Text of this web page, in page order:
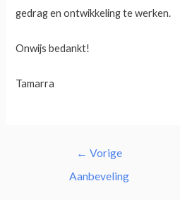
gedrag en ontwikkeling te werken.
Onwijs bedankt!
Tamarra
← Vorige
Aanbeveling